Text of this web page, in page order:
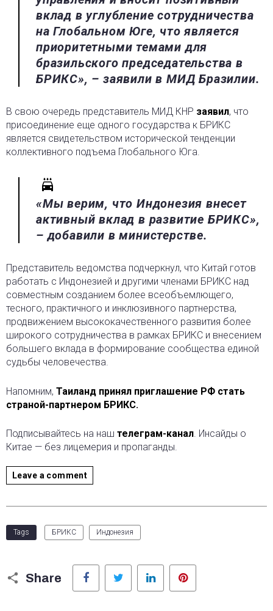
вклад в углубление сотрудничества
на Глобальном Юге, что является
приоритетными темами для
бразильского председательства в
БРИКС», – заявили в МИД Бразилии.
В свою очередь представитель МИД КНР заявил, что
присоединение еще одного государства к БРИКС
является свидетельством исторической тенденции
коллективного подъема Глобального Юга.
«Мы верим, что Индонезия внесет
активный вклад в развитие БРИКС»,
– добавили в министерстве.
Представитель ведомства подчеркнул, что Китай готов
работать с Индонезией и другими членами БРИКС над
совместным созданием более всеобъемлющего,
тесного, практичного и инклюзивного партнерства,
продвижением высококачественного развития более
широкого сотрудничества в рамках БРИКС и внесением
большего вклада в формирование сообщества единой
судьбы человечества.
Напомним, Таиланд принял приглашение РФ стать
страной-партнером БРИКС.
Подписывайтесь на наш телеграм-канал. Инсайды о
Китае — без лицемерия и пропаганды.
Leave a comment
Tags БРИКС Индонезия
Share
Facebook Twitter LinkedIn